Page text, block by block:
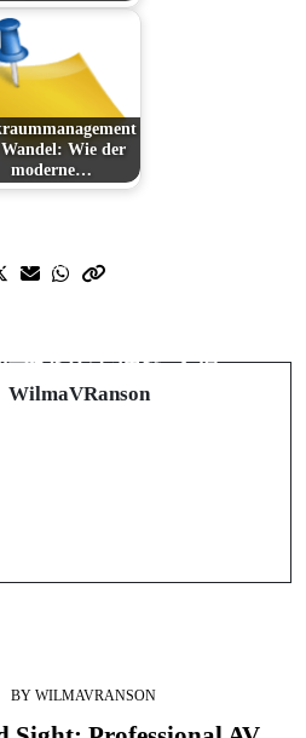
Wie der
moderne…
Prev Post
找安全博弈之道
WilmaVRanson
BY WILMAVRANSON